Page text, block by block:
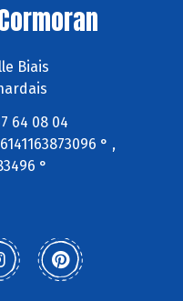
Biais
64 08 04
° ,
°